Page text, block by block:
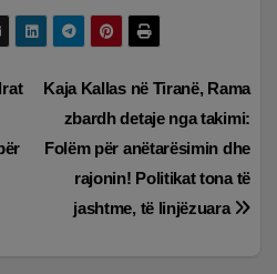
Kaja Kallas në Tiranë, Rama
zbardh detaje nga takimi:
Folëm për anëtarësimin dhe
rajonin! Politikat tona të
jashtme, të linjëzuara